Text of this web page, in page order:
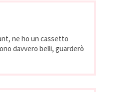
ne ho un cassetto
davvero belli, guarderò